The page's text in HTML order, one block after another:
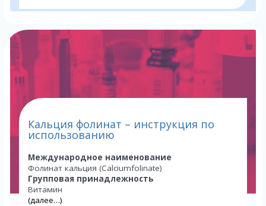
Кальция фолинат – инструкция по
использованию
Международное наименование
Фолинат кальция (Calciumfolinate)
Групповая принадлежность
Витамин
(далее…)